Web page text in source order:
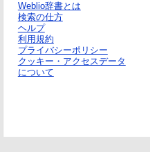
Weblio辞書とは
検索の仕方
ヘルプ
利用規約
プライバシーポリシー
クッキー・アクセスデータ
について